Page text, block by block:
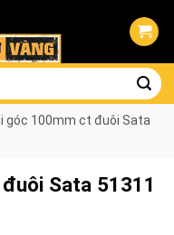
góc 100mm ct đuôi Sata
Sata 51311